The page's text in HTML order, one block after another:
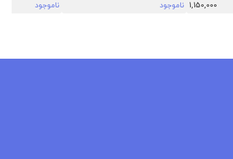
1,150,000 ناموجود
ناموجود